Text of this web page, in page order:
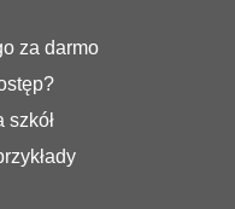
za darmo
szkół